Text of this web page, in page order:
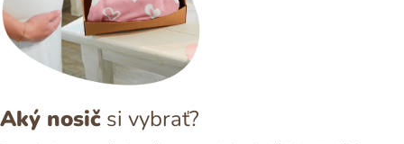
Aký nosič si vybrať?